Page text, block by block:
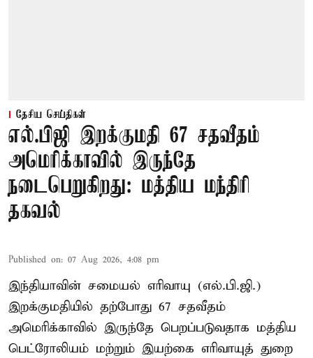
தேசிய செய்திகள்
எல்.பிஜி இறக்குமதி 67 சதவீதம்
அமெரிக்காவில் இருந்தே
நடைபெறுகிறது: மத்திய மந்திரி
தகவல்
Published on: 07 Aug 2026, 4:08 pm
இந்தியாவின் சமையல் எரிவாயு (எல்.பி.ஜி.)
இறக்குமதியில் தற்போது 67 சதவீதம்
அமெரிக்காவில் இருந்தே பெறப்படுவதாக மத்திய
பெட்ரோலியம் மற்றும் இயற்கை எரிவாயுத் துறை